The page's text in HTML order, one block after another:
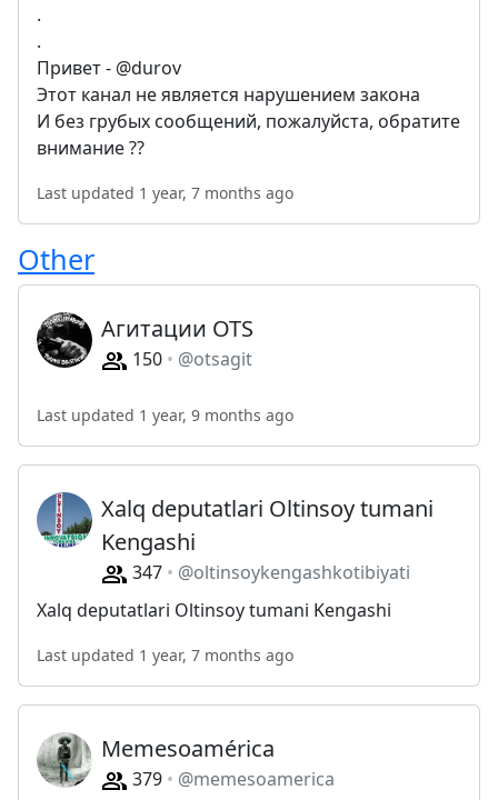
.
.
Привет - @durov
Этот канал не является нарушением закона
И без грубых сообщений, пожалуйста, обратите
внимание ??
Last updated 1 year, 7 months ago
Other
Агитации OTS
150 @otsagit
Last updated 1 year, 9 months ago
Xalq deputatlari Oltinsoy tumani
Kengashi
347
@oltinsoykengashkotibiyati
Xalq deputatlari Oltinsoy tumani Kengashi
Last updated 1 year, 7 months ago
Memesoamérica
379
@memesoamerica